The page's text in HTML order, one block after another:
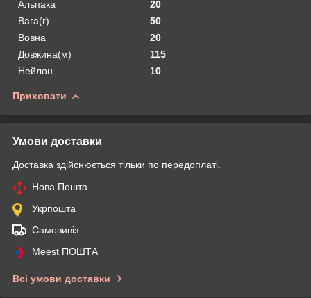
Альпака
20
Вага(г)
50
Вовна
20
Довжина(м)
115
Нейлон
10
Приховати
Умови доставки
Доставка здійснюється тільки по передоплаті.
Нова Пошта
Укрпошта
Самовивіз
Meest ПОШТА
Всі умови доставки